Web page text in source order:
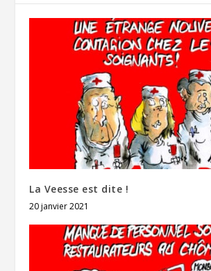
La Veesse est dite !
20 janvier 2021